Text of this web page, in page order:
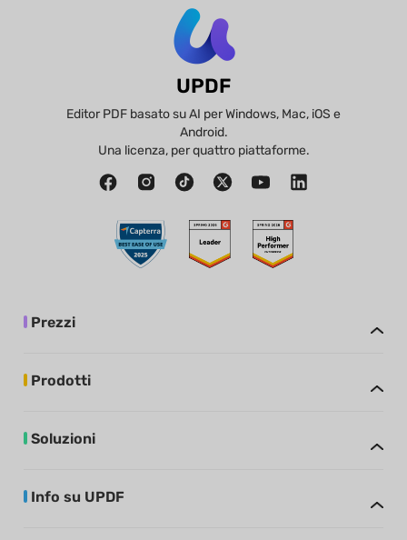
UPDF
Editor PDF basato su AI per Windows, Mac, iOS e
Android.
Una licenza, per quattro piattaforme.
Prezzi
Prodotti
Soluzioni
Info su UPDF